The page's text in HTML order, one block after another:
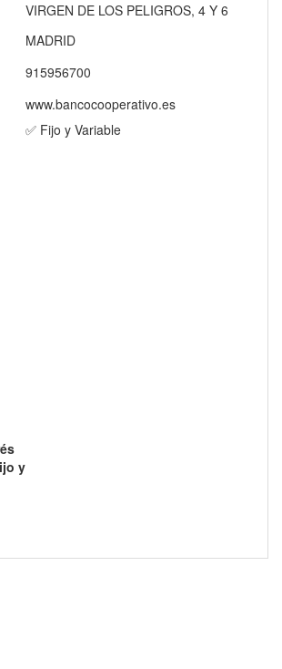
VIRGEN DE LOS PELIGROS, 4 Y 6
MADRID
915956700
www.bancocooperativo.es
✅ Fijo y Variable
y